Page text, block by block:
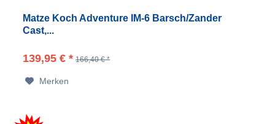
Matze Koch Adventure IM-6 Barsch/Zander
Cast,...
139,95 € * 166,40 € *
Merken